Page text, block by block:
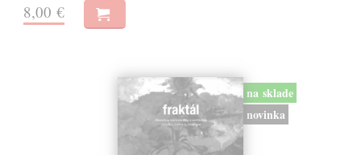
8,00 €
na sklade
novinka